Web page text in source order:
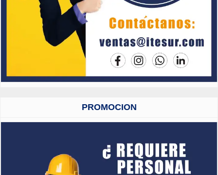
PROMOCION